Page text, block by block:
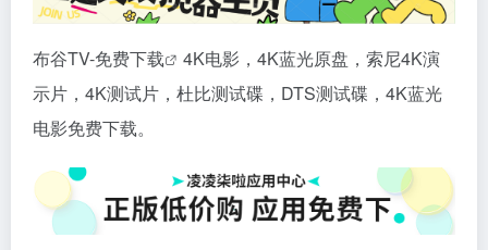
布谷TV-免费下载
4K电影，4K蓝光原盘，索尼4K演
示片，4K测试片，杜比测试碟，DTS测试碟，4K蓝光
电影免费下载。